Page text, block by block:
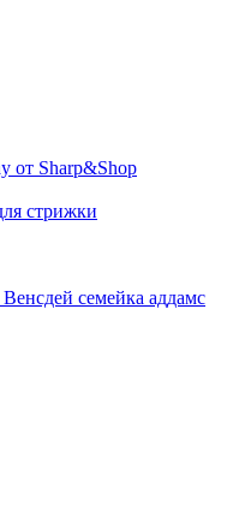
от Sharp&Shop
стрижки
семейка аддамс